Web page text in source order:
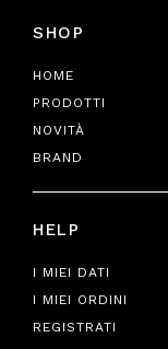
SHOP
HOME
PRODOTTI
NOVITÀ
BRAND
HELP
I MIEI DATI
I MIEI ORDINI
REGISTRATI